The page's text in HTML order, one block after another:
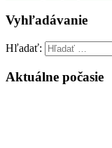
Vyhľadávanie
Hľadať:
Aktuálne počasie